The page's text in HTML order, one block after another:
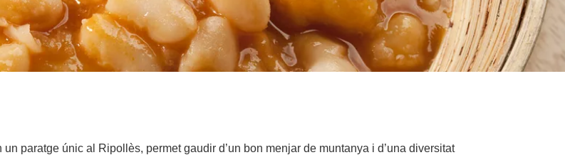
paratge únic al Ripollès, permet gaudir d’un bon menjar de muntanya i d’una diversitat